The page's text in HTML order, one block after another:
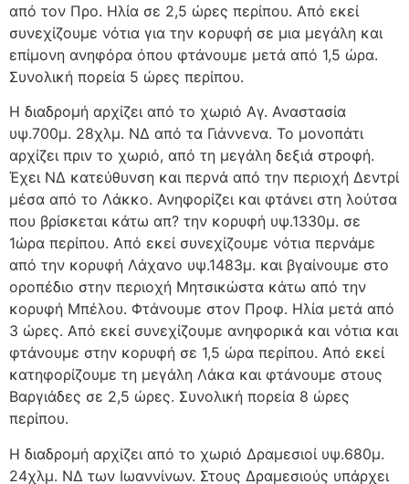
από τον Προ. Ηλία σε 2,5 ώρες περίπου. Από εκεί
συνεχίζουμε νότια για την κορυφή σε μια μεγάλη και
επίμονη ανηφόρα όπου φτάνουμε μετά από 1,5 ώρα.
Συνολική πορεία 5 ώρες περίπου.
Η διαδρομή αρχίζει από το χωριό Αγ. Αναστασία
υψ.700μ. 28χλμ. ΝΔ από τα Γιάννενα. Το μονοπάτι
αρχίζει πριν το χωριό, από τη μεγάλη δεξιά στροφή.
Έχει ΝΔ κατεύθυνση και περνά από την περιοχή Δεντρί
μέσα από το Λάκκο. Ανηφορίζει και φτάνει στη λούτσα
που βρίσκεται κάτω απ? την κορυφή υψ.1330μ. σε
1ώρα περίπου. Από εκεί συνεχίζουμε νότια περνάμε
από την κορυφή Λάχανο υψ.1483μ. και βγαίνουμε στο
οροπέδιο στην περιοχή Μητσικώστα κάτω από την
κορυφή Μπέλου. Φτάνουμε στον Προφ. Ηλία μετά από
3 ώρες. Από εκεί συνεχίζουμε ανηφορικά και νότια και
φτάνουμε στην κορυφή σε 1,5 ώρα περίπου. Από εκεί
κατηφορίζουμε τη μεγάλη Λάκα και φτάνουμε στους
Βαργιάδες σε 2,5 ώρες. Συνολική πορεία 8 ώρες
περίπου.
Η διαδρομή αρχίζει από το χωριό Δραμεσιοί υψ.680μ.
24χλμ. ΝΔ των Ιωαννίνων. Στους Δραμεσιούς υπάρχει